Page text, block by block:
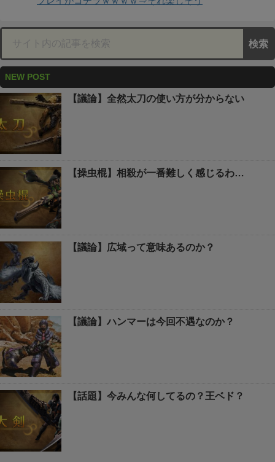
NEW POST
【議論】全然太刀の使い方が分からない
【操虫棍】相殺が一番難しく感じるわ…
【議論】広域って意味あるのか？
【議論】ハンマーは今回不遇なのか？
【話題】今みんな何してるの？王ベド？